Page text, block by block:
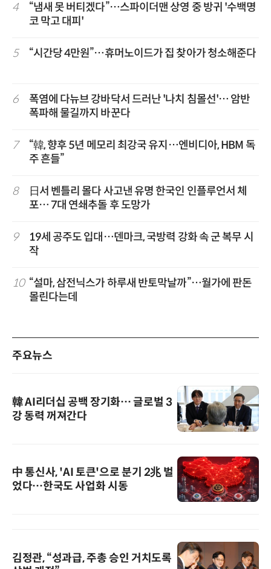
4
“냄새 못 버티겠다”…스파이더맨 상영 중 방귀 '수백명
코 막고 대피'
5 “시간당 4만원”…휴머노이드가 집 찾아가 청소해준다
6
폭염에 다뉴브 강바닥서 드러난 '나치 침몰선'… 암반
폭파해 물길까지 바꾼다
7
“韓, 향후 5년 메모리 최강국 유지…엔비디아, HBM 독
주 흔들”
8
日서 벤틀리 몰다 사고낸 유명 한국인 인플루언서 체
포… 7대 연쇄추돌 후 도망가
9
19세 공주도 입대…덴마크, 국방력 강화 속 군 복무 시
작
10 “설마, 삼전닉스가 하루새 반토막날까”…월가에 판돈
몰린다는데
주요뉴스
韓 AI리더십 공백 장기화… 글로벌 3
강 동력 꺼져간다
中 통신사, 'AI 토큰'으로 분기 2兆 벌
었다…한국도 사업화 시동
김정관, “성과급, 주총 승인 거치도록